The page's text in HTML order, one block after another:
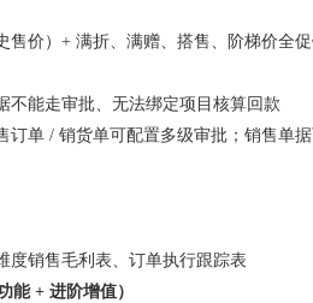
价）+ 满折、满赠、搭售、阶梯价全
不能走审批、无法绑定项目核算回款
单 / 销货单可配置多级审批；销售单
度销售毛利表、订单执行跟踪表
能 + 进阶增值）